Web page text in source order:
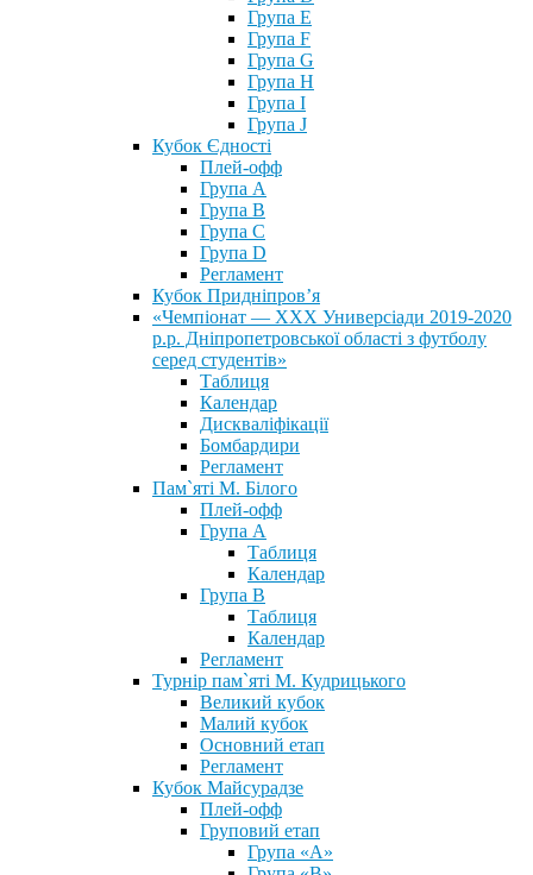
Група E
Група F
Група G
Група H
Група I
Група J
Кубок Єдності
Плей-офф
Група А
Група В
Група С
Група D
Регламент
Кубок Придніпров’я
«Чемпіонат — ХХХ Универсіади 2019-2020
р.р. Дніпропетровської області з футболу
серед студентів»
Таблиця
Календар
Дискваліфікації
Бомбардири
Регламент
Пам`яті М. Білого
Плей-офф
Група А
Таблиця
Календар
Група В
Таблиця
Календар
Регламент
Турнір пам`яті М. Кудрицького
Великий кубок
Малий кубок
Основний етап
Регламент
Кубок Майсурадзе
Плей-офф
Груповий етап
Група «А»